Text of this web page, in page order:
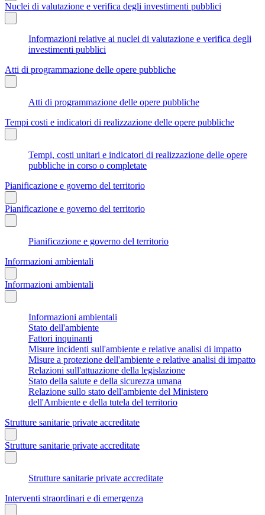
Nuclei di valutazione e verifica degli investimenti pubblici
Informazioni relative ai nuclei di valutazione e verifica degli
investimenti pubblici
Atti di programmazione delle opere pubbliche
Atti di programmazione delle opere pubbliche
Tempi costi e indicatori di realizzazione delle opere pubbliche
Tempi, costi unitari e indicatori di realizzazione delle opere
pubbliche in corso o completate
Pianificazione e governo del territorio
Pianificazione e governo del territorio
Pianificazione e governo del territorio
Informazioni ambientali
Informazioni ambientali
Informazioni ambientali
Stato dell'ambiente
Fattori inquinanti
Misure incidenti sull'ambiente e relative analisi di impatto
Misure a protezione dell'ambiente e relative analisi di impatto
Relazioni sull'attuazione della legislazione
Stato della salute e della sicurezza umana
Relazione sullo stato dell'ambiente del Ministero
dell'Ambiente e della tutela del territorio
Strutture sanitarie private accreditate
Strutture sanitarie private accreditate
Strutture sanitarie private accreditate
Interventi straordinari e di emergenza